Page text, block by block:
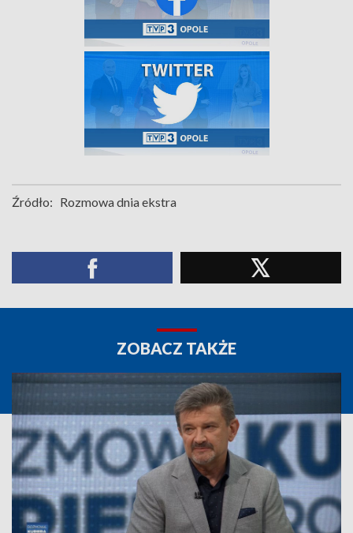
Źródło: Rozmowa dnia ekstra
ZOBACZ TAKŻE